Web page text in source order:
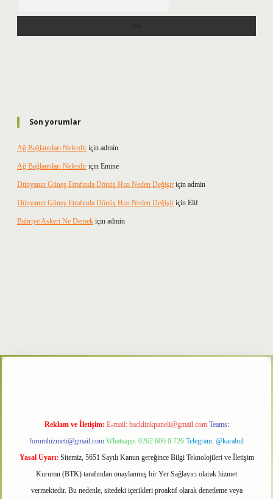
Son yorumlar
Ağ Bağlantıları Nelerdir için admin
Ağ Bağlantıları Nelerdir için Emine
Dünyanın Güneş Etrafında Dönüş Hızı Neden Değişir için admin
Dünyanın Güneş Etrafında Dönüş Hızı Neden Değişir için Elif
Bahriye Askeri Ne Demek için admin
Reklam ve İletişim: E-mail: backlinkpaneli@gmail.com Teams:
forumhizmeti@gmail.com Whatsapp: 0262 606 0 726 Telegram: @karabul
Yasal Uyarı: Sitemiz, 5651 Sayılı Kanun gereğince Bilgi Teknolojileri ve İletişim
Kurumu (BTK) tarafından onaylanmış bir Yer Sağlayıcı olarak hizmet
vermektedir. Bu nedenle, sitedeki içerikleri proaktif olarak denetleme veya